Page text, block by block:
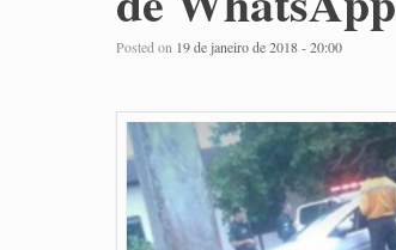
Posted on 19 de janeiro de 2018 - 20:00